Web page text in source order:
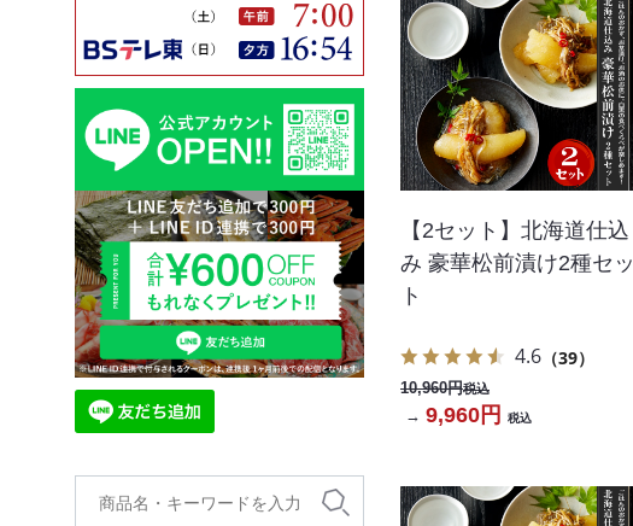
【2セット】北海道仕込
み 豪華松前漬け2種セッ
ト
4.6 （39）
10,960円税込
→ 9,960円 税込